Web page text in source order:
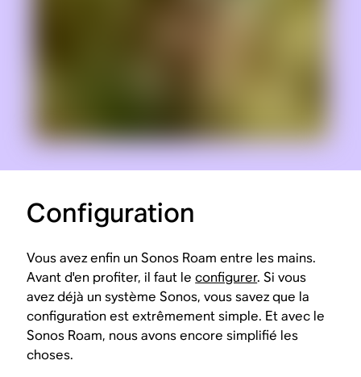
Configuration
Vous avez enfin un Sonos Roam entre les mains.
Avant d'en profiter, il faut leconfigurer. Si vous
avez déjà un système Sonos, vous savez que la
configuration est extrêmement simple. Et avec le
Sonos Roam, nous avons encore simplifié les
choses.